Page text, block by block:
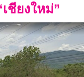
ชียงใหม่”